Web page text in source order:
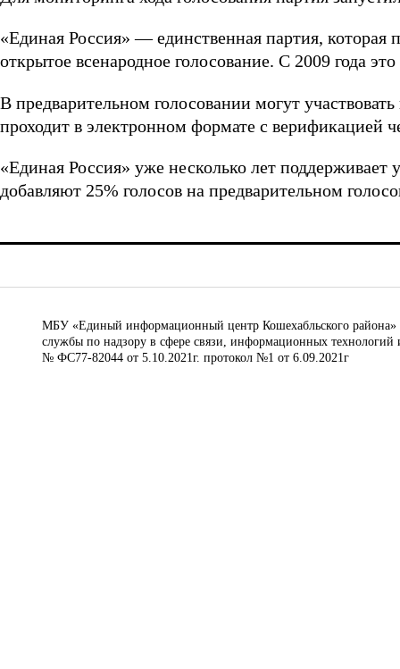
«Единая Россия» — единственная партия, которая
открытое всенародное голосование. С 2009 года
В предварительном голосовании могут
проходит в электронном формате с верификацией
«Единая Россия» уже несколько лет
добавляют 25% голосов на предварительном
МБУ «Единый информационный центр Кошехабльского района»
службы по надзору в сфере связи, информационных
№ ФС77-82044 от 5.10.2021г. протокол №1 от 6.09.2021г